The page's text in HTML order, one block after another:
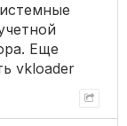
Еще
vkloader